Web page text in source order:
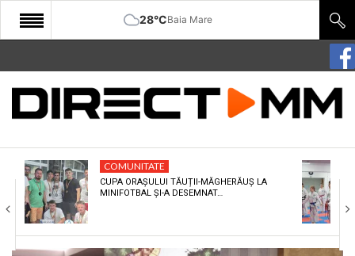
28°CBaia Mare
START
COMUNITATE
CULTURA
ECONOMIE
SANATATE
COMUNITATE
CUPA ORAȘULUI TĂUȚII-MĂGHERĂUȘ LA
MINIFOTBAL ȘI-A DESEMNAT…